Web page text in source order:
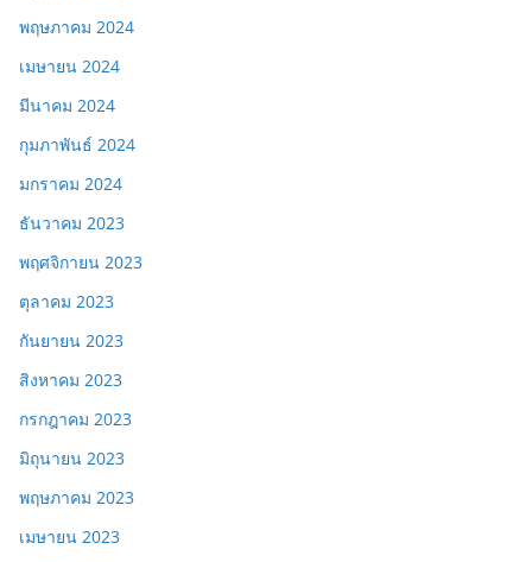
พฤษภาคม 2024
เมษายน 2024
มีนาคม 2024
กุมภาพันธ์ 2024
มกราคม 2024
ธันวาคม 2023
พฤศจิกายน 2023
ตุลาคม 2023
กันยายน 2023
สิงหาคม 2023
กรกฎาคม 2023
มิถุนายน 2023
พฤษภาคม 2023
เมษายน 2023